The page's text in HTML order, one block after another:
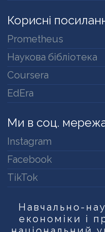
Корисні
Prometheus
Наукова бібліотека
Coursera
EdEra
Ми в соц.
Instagram
Facebook
TikTok
Навчально-
економіки і